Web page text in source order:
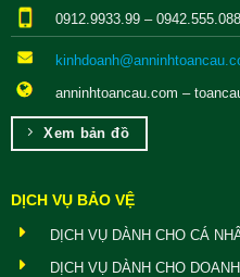
0912.9933.99 –
anninhtoancau.com –
Xem bản đồ
DỊCH VỤ BẢO VỆ
DỊCH VỤ DÀNH CHO CÁ
DỊCH VỤ DÀNH CHO